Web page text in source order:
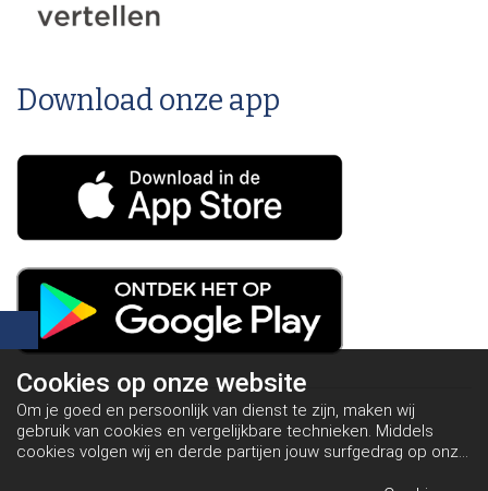
Download onze app
Cookies op onze website
Om je goed en persoonlijk van dienst te zijn, maken wij
gebruik van cookies en vergelijkbare technieken. Middels
cookies volgen wij en derde partijen jouw surfgedrag op onze